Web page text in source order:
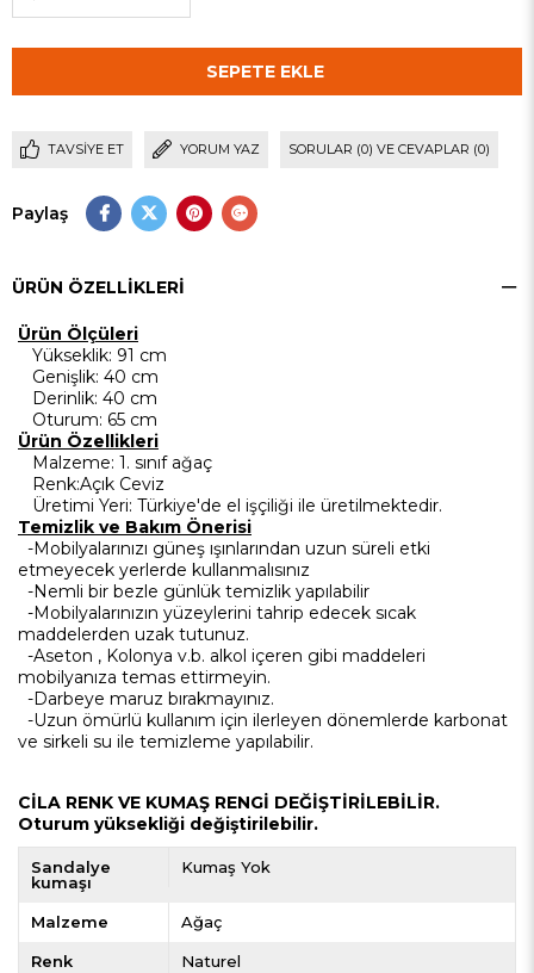
TAVSIYE ET YORUM YAZ SORULAR (0) VE CEVAPLAR (0)
Paylaş
ÜRÜN ÖZELLIKLERI
Ürün Ölçüleri
Yükseklik: 91 cm
Genişlik: 40 cm
Derinlik: 40 cm
Oturum: 65 cm
Ürün Özellikleri
Malzeme: 1. sınıf ağaç
Renk:Açık Ceviz
Üretimi Yeri: Türkiye'de el işçiliği ile üretilmektedir.
Temizlik ve Bakım Önerisi
-Mobilyalarınızı güneş ışınlarından uzun süreli etki
etmeyecek yerlerde kullanmalısınız
-Nemli bir bezle günlük temizlik yapılabilir
-Mobilyalarınızın yüzeylerini tahrip edecek sıcak
maddelerden uzak tutunuz.
-Aseton , Kolonya v.b. alkol içeren gibi maddeleri
mobilyanıza temas ettirmeyin.
-Darbeye maruz bırakmayınız.
-Uzun ömürlü kullanım için ilerleyen dönemlerde karbonat
ve sirkeli su ile temizleme yapılabilir.
CİLA RENK VE KUMAŞ RENGİ DEĞİŞTİRİLEBİLİR.
Oturum yüksekliği değiştirilebilir.
Sandalye
kumaşı
Kumaş Yok
Malzeme Ağaç
Renk Naturel